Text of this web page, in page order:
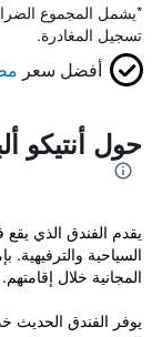
*يشمل المجموع
تسجيل المغادرة.
أفضل سعر
حول أنتيكو
يقدم الفندق الذي
السياحية والترفيهية.
المجانية خلال إقامتهم.
يوفر الفندق الحديث